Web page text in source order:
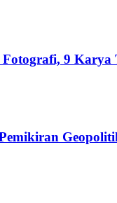
Fotografi, 9